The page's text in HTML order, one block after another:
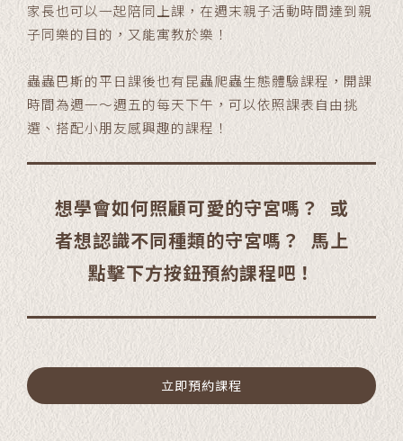
家長也可以一起陪同上課，在週末親子活動時間達到親
子同樂的目的，又能寓教於樂！
蟲蟲巴斯的平日課後也有昆蟲爬蟲生態體驗課程，開課
時間為週一～週五的每天下午，可以依照課表自由挑
選、搭配小朋友感興趣的課程！
想學會如何照顧可愛的守宮嗎？ 或
者想認識不同種類的守宮嗎？ 馬上
點擊下方按鈕預約課程吧！
立即預約課程